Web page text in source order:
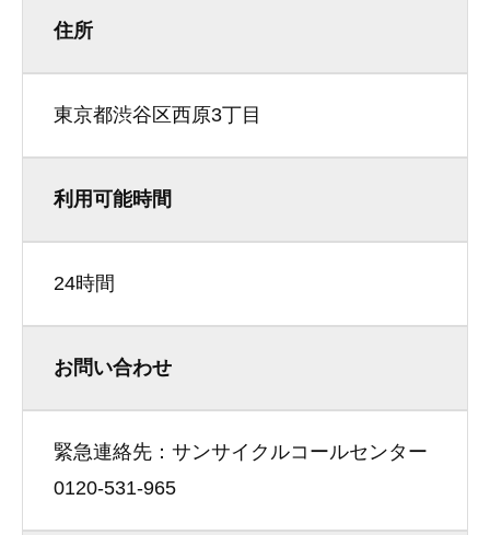
住所
東京都渋谷区西原3丁目
利用可能時間
24時間
お問い合わせ
緊急連絡先：サンサイクルコールセンター
0120-531-965